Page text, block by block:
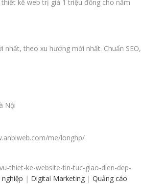
kế web trị giá 1 triệu đồng cho năm
theo xu hướng mới nhất. Chuẩn SEO,
Nội
me/longhp/
thiet-ke-website-tin-tuc-giao-dien-dep-
| Digital Marketing | Quảng cáo